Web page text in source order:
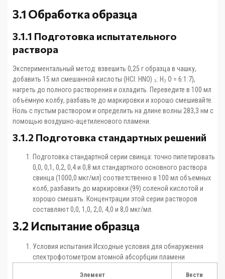
3.1 Обработка образца
3.1.1 Подготовка испытательного
раствора
Экспериментальный метод: взвешить 0,25 г образца в чашку,
добавить 15 мл смешанной кислоты (HCl: HNO) ₃: H₂ O = 6:1:7),
нагреть до полного растворения и охладить. Переведите в 100 мл
объёмную колбу, разбавьте до маркировки и хорошо смешивайте.
Ноль с пустым раствором и определить на длине волны 283,3 нм с
помощью воздушно-ацетиленового пламени.
3.1.2 Подготовка стандартных решений
Подготовка стандартной серии свинца: точно пипетировать
0,0, 0,1, 0,2, 0,4 и 0,8 мл стандартного основного раствора
свинца (1000,0 мкг/мл) соответственно в 100 мл объемных
колб, разбавить до маркировки (99) соленой кислотой и
хорошо смешать. Концентрации этой серии растворов
составляют 0,0, 1,0, 2,0, 4,0 и 8,0 мкг/мл.
3.2 Испытание образца
Условия испытания Исходные условия для обнаружения
спектрофотометром атомной абсорбции пламени
Элемент Вести